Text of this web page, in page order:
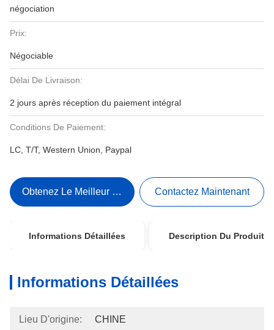
négociation
Prix:
Négociable
Délai De Livraison:
2 jours après réception du paiement intégral
Conditions De Paiement:
LC, T/T, Western Union, Paypal
Obtenez Le Meilleur Prix Contactez Maintenant
Informations Détaillées Description Du Produit
Informations Détaillées
Lieu D'origine: CHINE